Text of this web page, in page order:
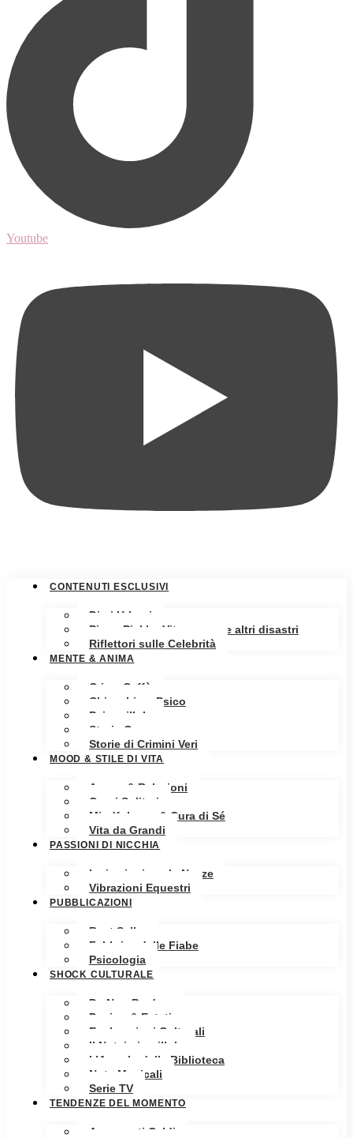
Youtube
CONTENUTI ESCLUSIVI
Diari Urbani
Pippa Pickle: Vita, amore e altri disastri
Riflettori sulle Celebrità
MENTE & ANIMA
Crime Caffè
Chiacchiere Psico
Psicopillole
Storia Oscura
Storie di Crimini Veri
MOOD & STILE DI VITA
Amore & Relazioni
Cuori Solitari
Mindfulness & Cura di Sé
Vita da Grandi
PASSIONI DI NICCHIA
Ispirazioni per le Nozze
Vibrazioni Equestri
PUBBLICAZIONI
Best Seller
Fabbrica delle Fiabe
Psicologia
SHOCK CULTURALE
Da Non Perdere
Design & Estetica
Esplorazioni Culturali
Il Notaio in pillole
L’Angolo della Biblioteca
Note Musicali
Serie TV
TENDENZE DEL MOMENTO
Argomenti Caldi